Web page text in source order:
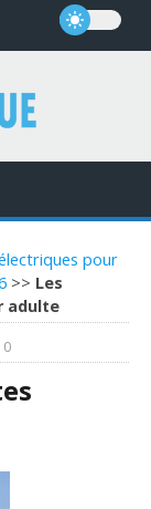
pour
>> Les
adulte
0